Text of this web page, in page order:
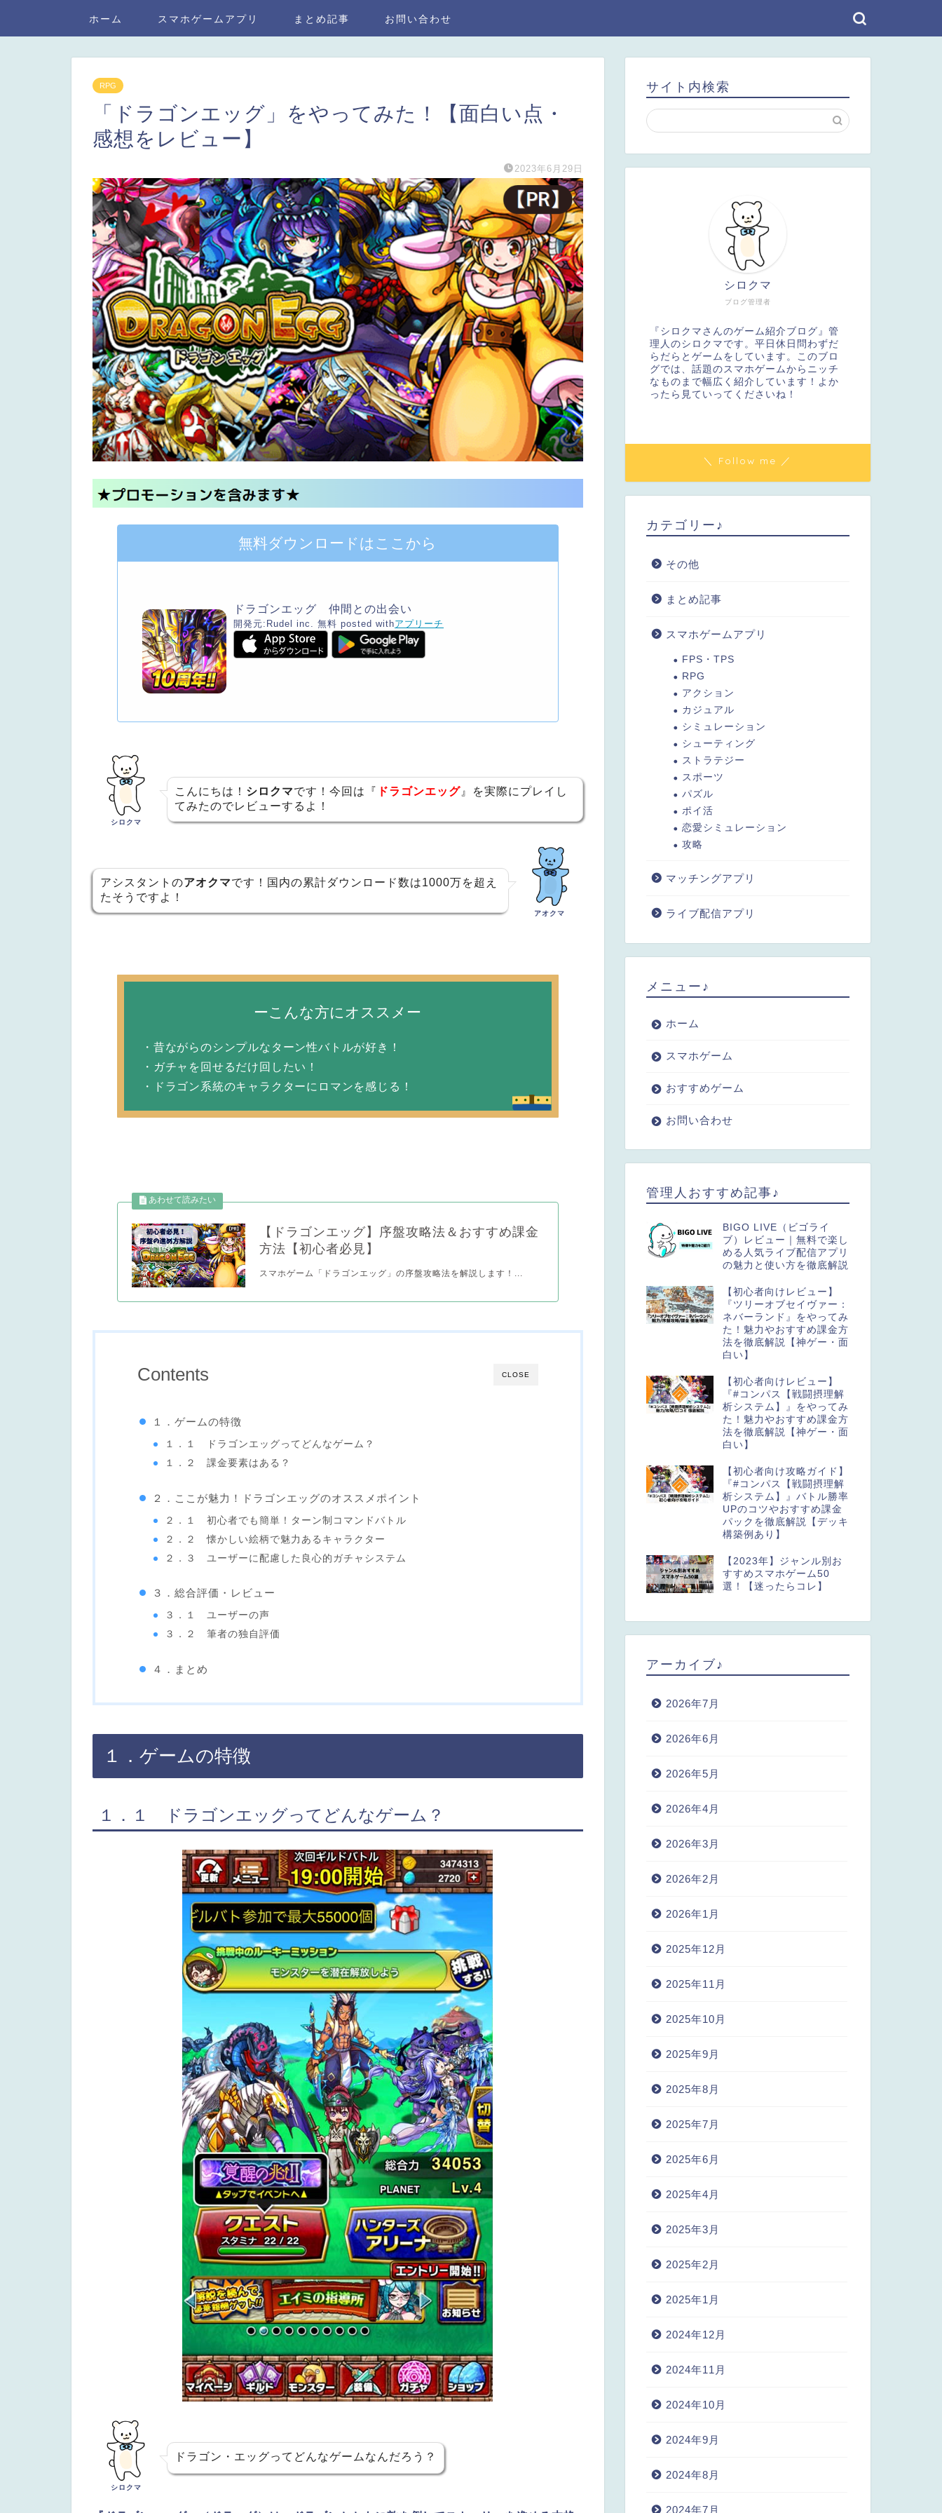
ホーム スマホゲームアプリ まとめ記事 お問い合わせ
RPG
「ドラゴンエッグ」をやってみた！【面白い点・
感想をレビュー】
2023年6月29日
無料ダウンロードはここから
ドラゴンエッグ 仲間との出会い
開発元: Rudel inc. 無料 posted withアプリーチ
シロクマ
こんにちは！ シロクマです！今回は『 ドラゴンエッグ 』を実際にプレイし
てみたのでレビューするよ！
アシスタントのアオクマです！国内の累計ダウンロード数は1000万を超え
たそうですよ！
アオクマ
ーこんな方にオススメー
・昔ながらのシンプルなターン性バトルが好き！
・ガチャを回せるだけ回したい！
・ドラゴン系統のキャラクターにロマンを感じる！
【ドラゴンエッグ】序盤攻略法＆おすすめ課金
方法【初心者必見】
スマホゲーム「ドラゴンエッグ」の序盤攻略法を解説します！...
CLOSE
Contents
１．ゲームの特徴
１．１ ドラゴンエッグってどんなゲーム？
１．２ 課金要素はある？
２．ここが魅力！ドラゴンエッグのオススメポイント
２．１ 初心者でも簡単！ターン制コマンドバトル
２．２ 懐かしい絵柄で魅力あるキャラクター
２．３ ユーザーに配慮した良心的ガチャシステム
３．総合評価・レビュー
３．１ ユーザーの声
３．２ 筆者の独自評価
４．まとめ
１．ゲームの特徴
１．１ ドラゴンエッグってどんなゲーム？
シロクマ
ドラゴン・エッグってどんなゲームなんだろう？
サイト内検索
ブログ管理者
シロクマ
『シロクマさんのゲーム紹介ブログ』管
理人のシロクマです。平日休日問わずだ
らだらとゲームをしています。このブロ
グでは、話題のスマホゲームからニッチ
なものまで幅広く紹介しています！よか
ったら見ていってくださいね！
＼ Follow me ／
カテゴリー♪
その他
まとめ記事
スマホゲームアプリ
FPS・TPS
RPG
アクション
カジュアル
シミュレーション
シューティング
ストラテジー
スポーツ
パズル
ポイ活
恋愛シミュレーション
攻略
マッチングアプリ
ライブ配信アプリ
メニュー♪
ホーム
スマホゲーム
おすすめゲーム
お問い合わせ
管理人おすすめ記事♪
BIGO LIVE（ビゴライ
ブ）レビュー｜無料で楽し
める人気ライブ配信アプリ
の魅力と使い方を徹底解説
【初心者向けレビュー】
『ツリーオブセイヴァー：
ネバーランド』をやってみ
た！魅力やおすすめ課金方
法を徹底解説【神ゲー・面
白い】
【初心者向けレビュー】
『#コンパス【戦闘摂理解
析システム】』をやってみ
た！魅力やおすすめ課金方
法を徹底解説【神ゲー・面
白い】
【初心者向け攻略ガイド】
『#コンパス【戦闘摂理解
析システム】』バトル勝率
UPのコツやおすすめ課金
パックを徹底解説【デッキ
構築例あり】
【2023年】ジャンル別お
すすめスマホゲーム50
選！【迷ったらコレ】
アーカイブ♪
2026年7月
2026年6月
2026年5月
2026年4月
2026年3月
2026年2月
2026年1月
2025年12月
2025年11月
2025年10月
2025年9月
2025年8月
2025年7月
2025年6月
2025年4月
2025年3月
2025年2月
2025年1月
2024年12月
2024年11月
2024年10月
2024年9月
2024年8月
2024年7月